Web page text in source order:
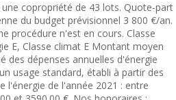
une copropriété de 43 lots. Quote-part
du budget prévisionnel 3 800 €/an.
procédure n'est en cours. Classe
E, Classe climat E Montant moyen
des dépenses annuelles d'énergie
usage standard, établi à partir des
l'énergie de l'année 2021 : entre